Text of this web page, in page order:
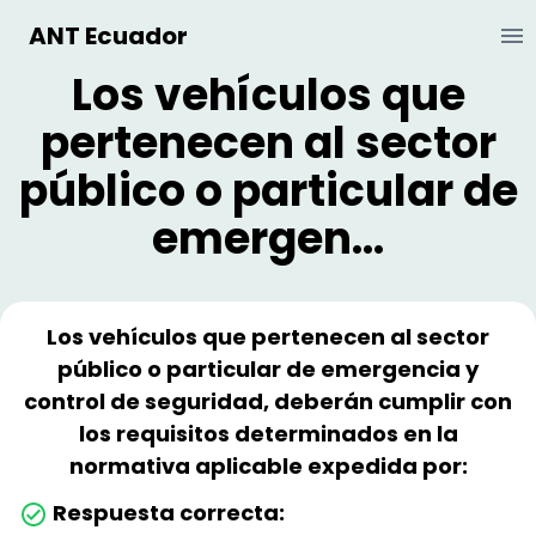
ANT Ecuador
Los vehículos que
pertenecen al sector
público o particular de
emergen...
Los vehículos que pertenecen al sector
público o particular de emergencia y
control de seguridad, deberán cumplir con
los requisitos determinados en la
normativa aplicable expedida por:
Respuesta correcta: